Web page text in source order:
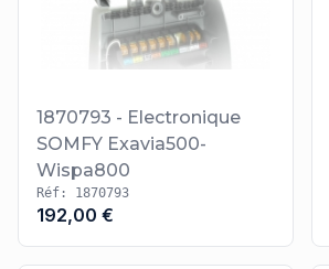
1870793 - Electronique
SOMFY Exavia500-
Wispa800
Réf: 1870793
192,00 €